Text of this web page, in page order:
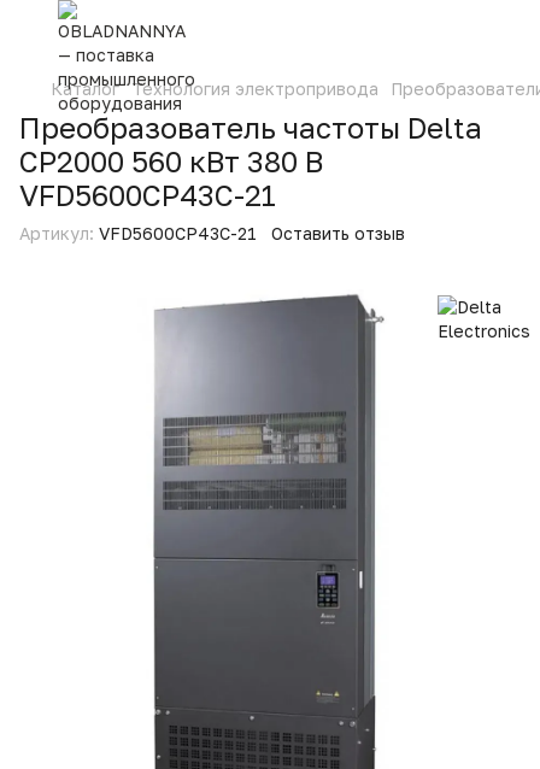
Каталог Технология электропривода
Преобразователь частоты Delta
CP2000 560 кВт 380 В
VFD5600CP43C-21
Артикул: VFD5600CP43C-21 Оставить отзыв